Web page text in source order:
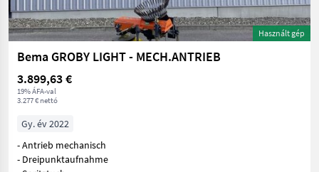
Használt gép
Bema GROBY LIGHT - MECH.ANTRIEB
3.899,63 €
19% ÁFA-val
3.277 € nettó
Gy. év 2022
- Antrieb mechanisch
- Dreipunktaufnahme